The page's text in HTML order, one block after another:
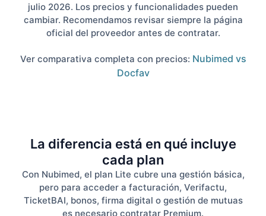
julio 2026. Los precios y funcionalidades pueden
cambiar. Recomendamos revisar siempre la página
oficial del proveedor antes de contratar.
Ver comparativa completa con precios: Nubimed vs
Docfav
La diferencia está en qué incluye
cada plan
Con Nubimed, el plan Lite cubre una gestión básica,
pero para acceder a facturación, Verifactu,
TicketBAI, bonos, firma digital o gestión de mutuas
es necesario contratar Premium.